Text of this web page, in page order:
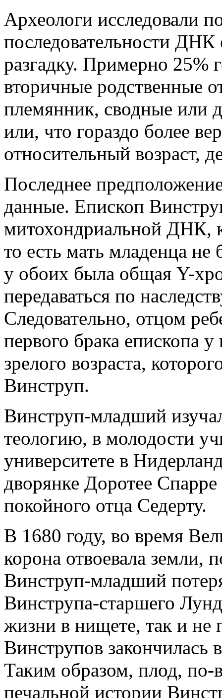
Археологи исследовали
последовательности
разгадку. Примерно 25%
вторичные родственные
племянник, сводные или
или, что гораздо более
относительный возраст,
Последнее
данные. Епископ
митохондриальной ДНК,
то есть мать младенца
у обоих была общая Y-
передаваться по
Следовательно, отцом
первого брака епископа
зрелого возраста,
Винструп.
Винструп-младший
теологию, в молодости
университете в
дворянке Доротее
покойного отца Седерту.
В 1680 году, во время
корона отвоевала земли,
Винструп-младший
Винструпа-старшего
жизни в нищете, так и
Винструпов закончилась
Таким образом, плод, по-
печальной истории